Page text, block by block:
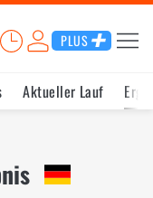
PLUS
Aktueller Lauf